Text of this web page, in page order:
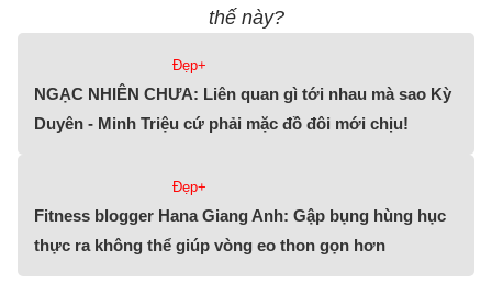
thế này?
Đẹp+
NGẠC NHIÊN CHƯA: Liên quan gì tới nhau mà sao Kỳ
Duyên - Minh Triệu cứ phải mặc đồ đôi mới chịu!
Đẹp+
Fitness blogger Hana Giang Anh: Gập bụng hùng hục
thực ra không thể giúp vòng eo thon gọn hơn